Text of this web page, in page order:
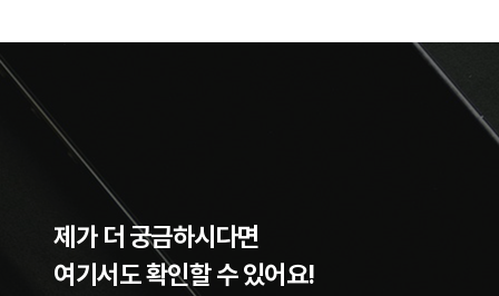
제가 더 궁금하시다면
여기서도 확인할 수 있어요!